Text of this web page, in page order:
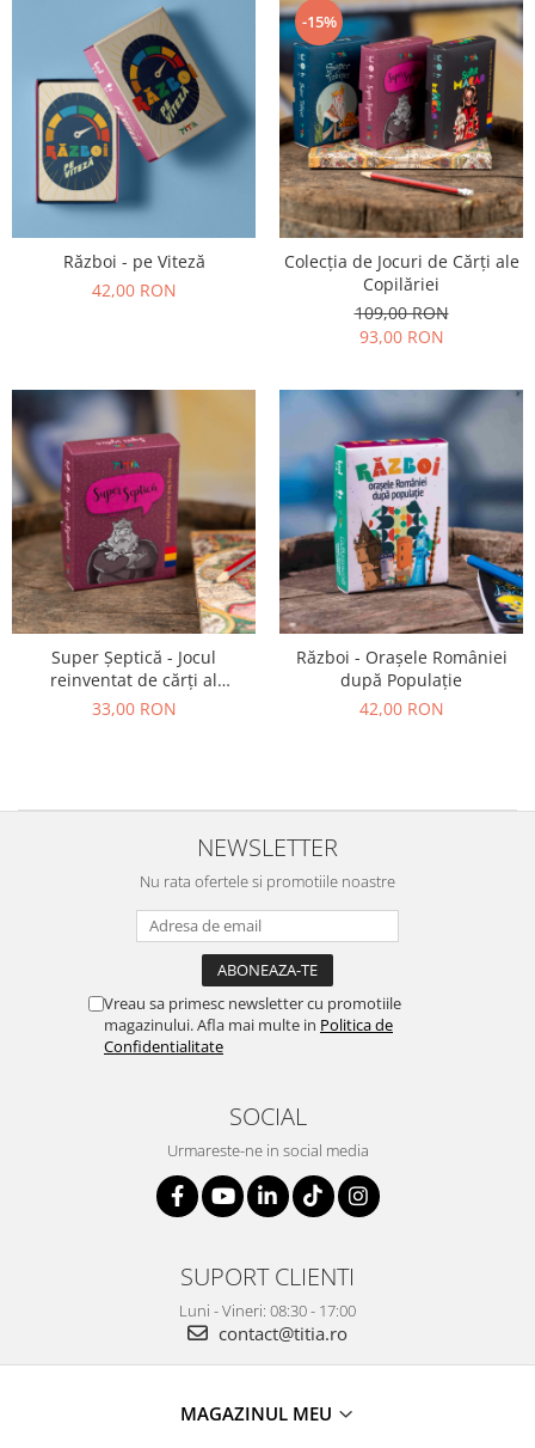
Război - pe Viteză
42,00 RON
-15%
Colecția de Jocuri de Cărți ale
Copilăriei
109,00 RON
93,00 RON
Super Șeptică - Jocul
reinventat de cărți al
copilăriei
33,00 RON
Război - Orașele României
după Populație
42,00 RON
NEWSLETTER
Nu rata ofertele si promotiile noastre
Vreau sa primesc newsletter cu promotiile
magazinului. Afla mai multe in Politica de
Confidentialitate
SOCIAL
Urmareste-ne in social media
SUPORT CLIENTI
Luni - Vineri: 08:30 - 17:00
contact@titia.ro
MAGAZINUL MEU